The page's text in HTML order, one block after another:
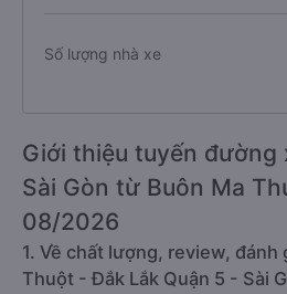
Số lượng nhà xe
Giới thiệu tuyến đường
Sài Gòn từ Buôn Ma
08/2026
1. Về chất lượng, review, đánh
Thuột - Đắk Lắk Quận 5 - Sài